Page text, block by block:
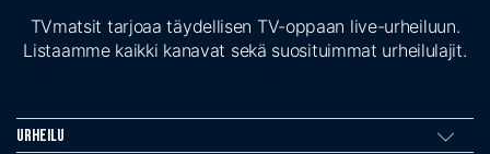
TVmatsit tarjoaa täydellisen TV-oppaan live-urheiluun.
Listaamme kaikki kanavat sekä suosituimmat urheilulajit.
Urheilu